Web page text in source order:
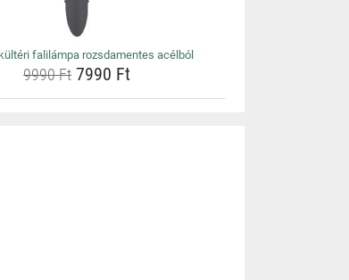
falilámpa rozsdamentes acélból
9990 Ft 7990 Ft